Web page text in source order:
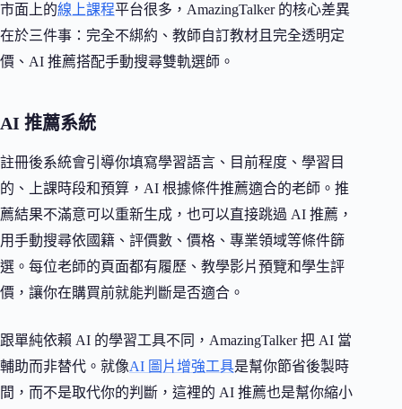
市面上的線上課程平台很多，AmazingTalker 的核心差異
在於三件事：完全不綁約、教師自訂教材且完全透明定
價、AI 推薦搭配手動搜尋雙軌選師。
AI 推薦系統
註冊後系統會引導你填寫學習語言、目前程度、學習目
的、上課時段和預算，AI 根據條件推薦適合的老師。推
薦結果不滿意可以重新生成，也可以直接跳過 AI 推薦，
用手動搜尋依國籍、評價數、價格、專業領域等條件篩
選。每位老師的頁面都有履歷、教學影片預覽和學生評
價，讓你在購買前就能判斷是否適合。
跟單純依賴 AI 的學習工具不同，AmazingTalker 把 AI 當
輔助而非替代。就像AI 圖片增強工具是幫你節省後製時
間，而不是取代你的判斷，這裡的 AI 推薦也是幫你縮小